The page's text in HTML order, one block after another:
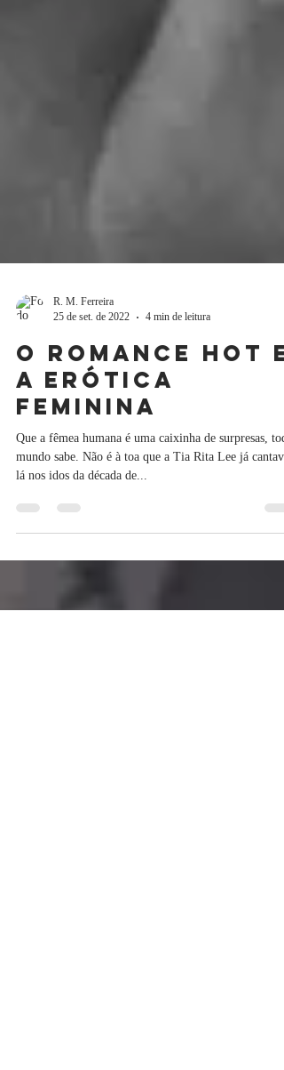
R. M. Ferreira
25 de set. de 2022
4 min de leitura
O romance hot e
a erótica
feminina
mundo sabe. Não é à toa que a Tia Rita Lee já
lá nos idos da década de...